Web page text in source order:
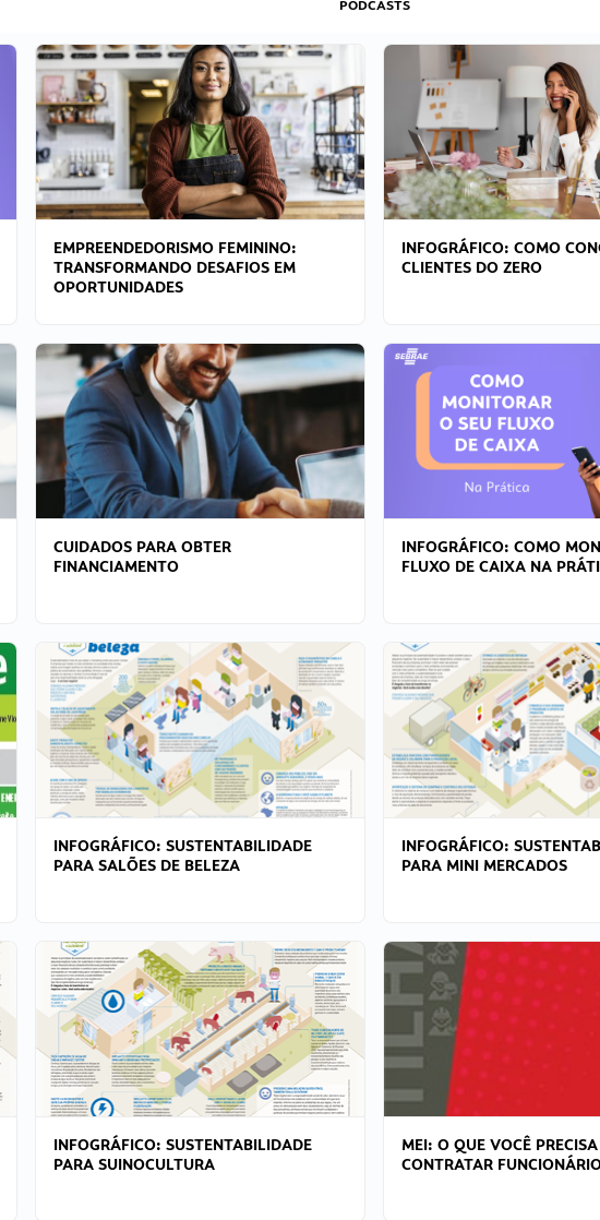
PODCASTS
EMPREENDEDORISMO FEMININO:
TRANSFORMANDO DESAFIOS EM
OPORTUNIDADES
INFOGRÁFICO: COMO
CLIENTES DO ZERO
CUIDADOS PARA OBTER
FINANCIAMENTO
INFOGRÁFICO: COMO
FLUXO DE CAIXA NA
INFOGRÁFICO: SUSTENTABILIDADE
PARA SALÕES DE BELEZA
INFOGRÁFICO:
PARA MINI MERCADOS
INFOGRÁFICO: SUSTENTABILIDADE
PARA SUINOCULTURA
MEI: O QUE VOCÊ
CONTRATAR